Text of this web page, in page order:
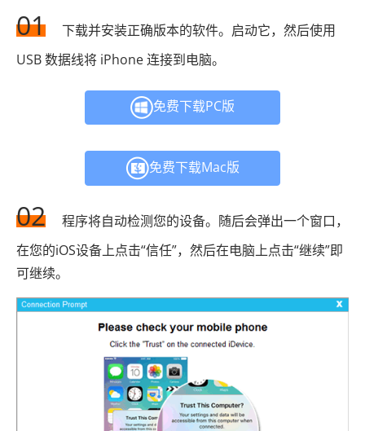
01
下载并安装正确版本的软件。启动它，然后使用
USB 数据线将 iPhone 连接到电脑。
免费下载PC版
免费下载Mac版
02
程序将自动检测您的设备。随后会弹出一个窗口，
在您的iOS设备上点击“信任”，然后在电脑上点击“继续”即
可继续。